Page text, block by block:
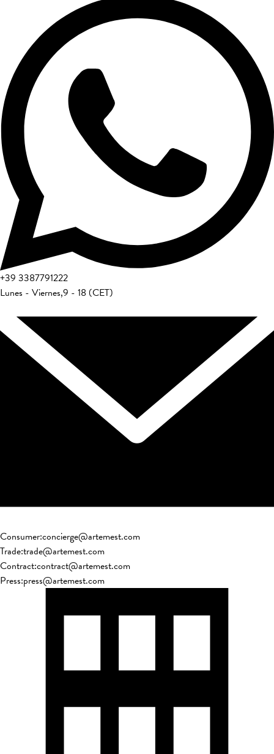
+39 3387791222
Lunes - Viernes,9 - 18 (CET)
Consumer:concierge@artemest.com
Trade:trade@artemest.com
Contract:contract@artemest.com
Press:press@artemest.com